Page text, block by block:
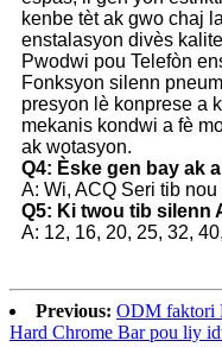
kenbe tèt ak gwo chaj
enstalasyon divès
Pwodwi pou Telefòn
Fonksyon silenn
presyon lè konprese a
mekanis kondwi a fè
ak wotasyon.
Q4: Èske gen bay ak
A: Wi, ACQ Seri tib
Q5: Ki twou tib silenn
A: 12, 16, 20, 25, 32,
Previous: ODM faktori
Hard Chrome Bar pou liy